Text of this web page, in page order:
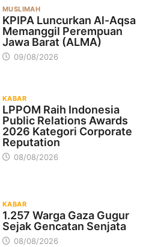
MUSLIMAH
KPIPA Luncurkan Al-Aqsa
Memanggil Perempuan
Jawa Barat (ALMA)
09/08/2026
KABAR
LPPOM Raih Indonesia
Public Relations Awards
2026 Kategori Corporate
Reputation
08/08/2026
KABAR
1.257 Warga Gaza Gugur
Sejak Gencatan Senjata
08/08/2026